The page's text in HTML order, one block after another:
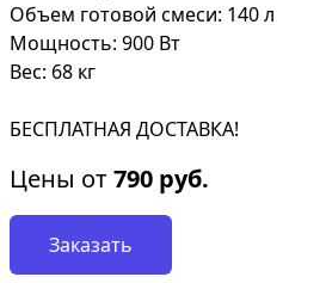
Объем готовой смеси: 140 л
Мощность: 900 Вт
Вес: 68 кг
БЕСПЛАТНАЯ ДОСТАВКА!
Цены от790 руб.
Заказать